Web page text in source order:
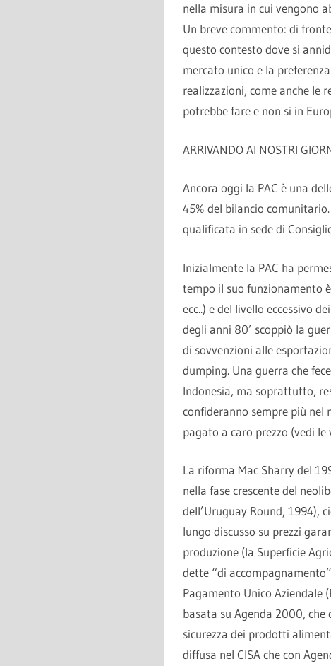
nella misura in cui vengono
Un breve commento: di
questo contesto dove si
mercato unico e la
realizzazioni, come anche le
potrebbe fare e non si in
ARRIVANDO AI NOSTRI
Ancora oggi la PAC è una
45% del bilancio
qualificata in sede di
Inizialmente la PAC ha
tempo il suo funzionamento
ecc..) e del livello eccessivo
degli anni 80’ scoppiò la
di sovvenzioni alle
dumping. Una guerra che
Indonesia, ma soprattutto,
confideranno sempre più nel
pagato a caro prezzo (vedi
La riforma Mac Sharry del
nella fase crescente del
dell’Uruguay Round, 1994),
lungo discusso su prezzi
produzione (la Superficie
dette “di
Pagamento Unico Aziendale
basata su Agenda 2000,
sicurezza dei prodotti
diffusa nel CISA che con